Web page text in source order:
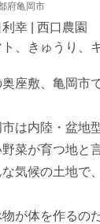
府亀岡市
幸 | 西口農園
ト、きゅうり、
座敷、亀岡市
は内陸・盆地
野菜が育つ地と
な気候の土地で
が体を作るの